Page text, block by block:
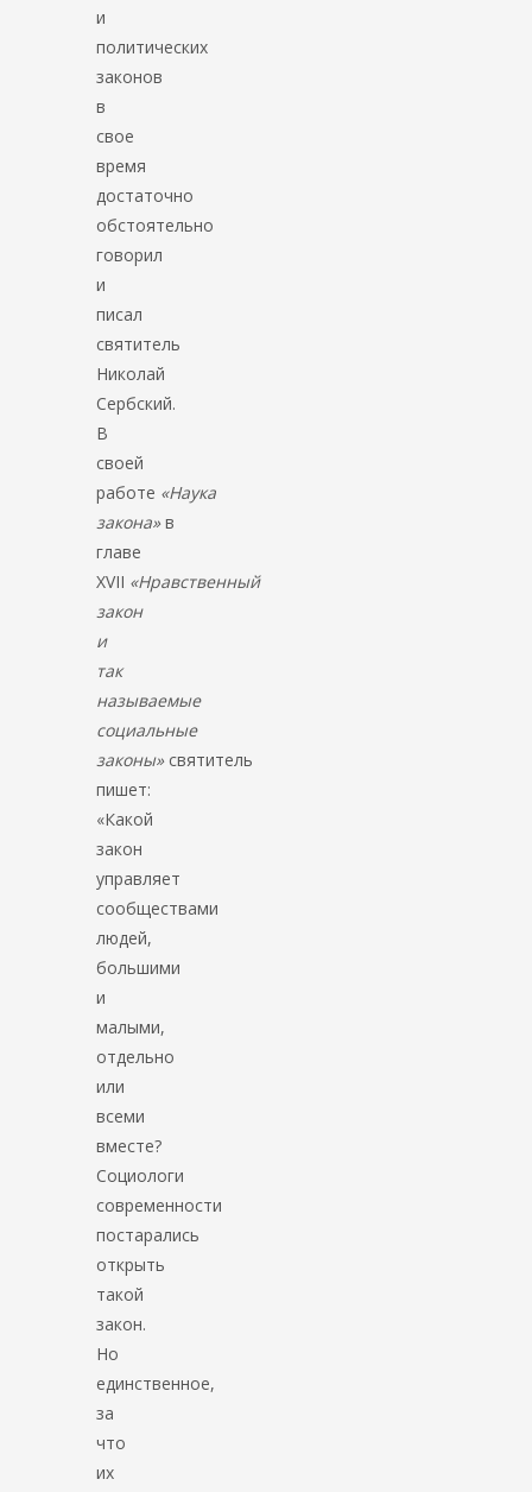
и
политических
законов
в
свое
время
достаточно
обстоятельно
говорил
и
писал
святитель
Николай
Сербский.
В
своей
работе «Наука
закона»в
главе
XVII «Нравственный
закон
и
так
называемые
социальные
законы»святитель
пишет:
«Какой
закон
управляет
сообществами
людей,
большими
и
малыми,
отдельно
или
всеми
вместе?
Социологи
современности
постарались
открыть
такой
закон.
Но
единственное,
за
что
их